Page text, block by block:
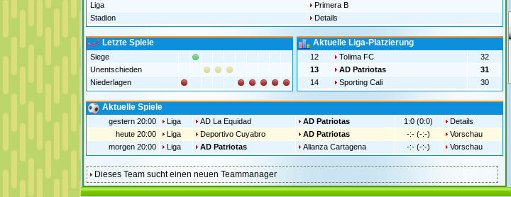
Liga
Primera B
Stadion
Details
Letzte Spiele
Siege
Unentschieden
Niederlagen
Aktuelle Liga-Platzierung
12 Tolima FC
32
13
AD Patriotas
31
14
Sporting Cali 30
Aktuelle Spiele
gestern 20:00 Liga AD La Equidad AD Patriotas 1:0 (0:0)
Details
heute 20:00
Liga Deportivo Cuyabro AD Patriotas -:- (-:-)
Vorschau
morgen 20:00
Liga AD Patriotas Alianza Cartagena -:- (-:-) Vorschau
Dieses Team sucht einen neuen Teammanager